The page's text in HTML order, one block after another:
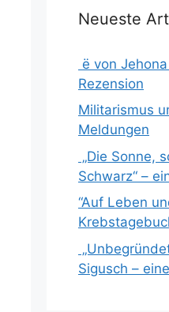
Neueste
ë von
Rezension
Militarismus
Meldungen
„Die Sonne,
Schwarz“ –
“Auf Leben
Sigusch –